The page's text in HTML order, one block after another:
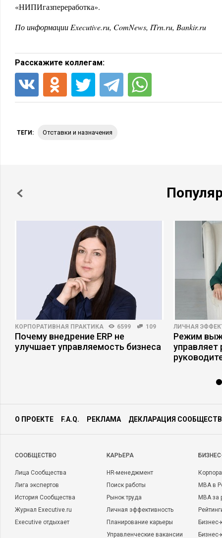
«НИПИгазпереработка».
По информации Executive.ru, ComNews, ITrn.ru, Bankir.ru
Расскажите коллегам:
ТЕГИ: отставки и назначения
КОРПОРАТИВНАЯ ПРАКТИКА 6599 109
Почему внедрение ERP не
улучшает управляемость бизнеса
ЛИЧНАЯ
Режим
О ПРОЕКТЕ F.A.Q. РЕКЛАМА ДЕКЛАРАЦИЯ
CООБЩЕСТВО
Лица Сообщества
Лига экспертов
История Сообщества
Журнал Executive.ru
Executive отдыхает
КАРЬЕРА
HR-менеджмент
Поиск работы
Рынок труда
Личная эффективность
Планирование карьеры
Управленческие вакансии
MBA в
MBA
Бизнес-